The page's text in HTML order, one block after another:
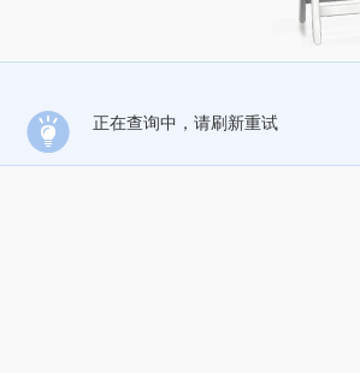
正在查询中，请刷新重试